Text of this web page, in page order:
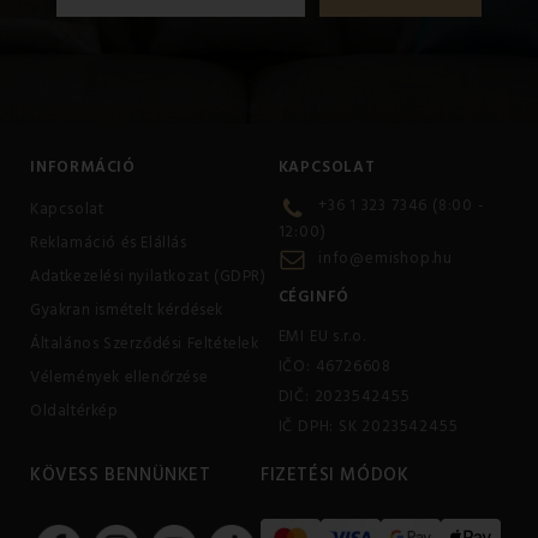
INFORMÁCIÓ
Kapcsolat
Reklamáció és Elállás
Adatkezelési nyilatkozat (GDPR)
Gyakran ismételt kérdések
Általános Szerződési Feltételek
Vélemények ellenőrzése
Oldaltérkép
KAPCSOLAT
+36 1 323 7346 (8:00 -
12:00)
info@emishop.hu
CÉGINFÓ
EMI EU s.r.o.
IČO: 46726608
DIČ: 2023542455
IČ DPH: SK 2023542455
KÖVESS BENNÜNKET FIZETÉSI MÓDOK